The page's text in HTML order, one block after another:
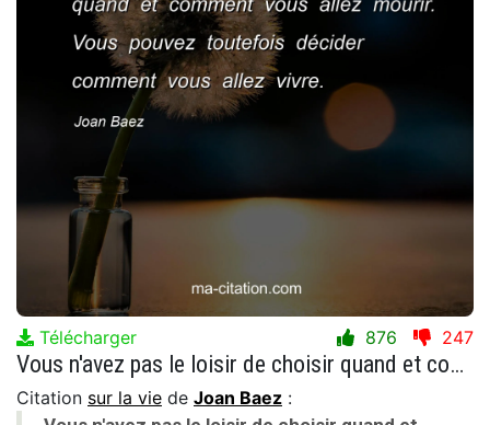
Télécharger 876 247
Vous n'avez pas le loisir de choisir quand et comment vous allez mourir. Vous pouvez toutefois dÃ©cider comment vous allez vivre.
Citation sur la vie de Joan Baez :